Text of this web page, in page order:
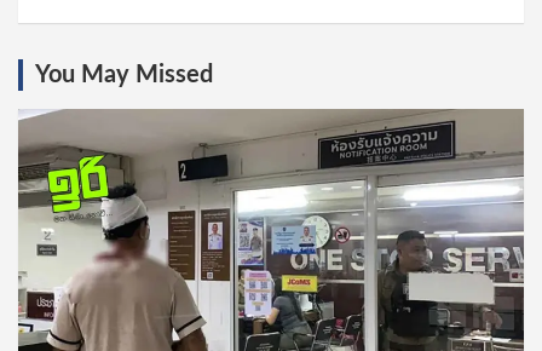
You May Missed